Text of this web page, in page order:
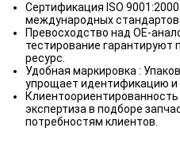
Сертификация ISO
международных стандартов
Превосходство над OE-
тестирование
ресурс.
Удобная маркировка :
упрощает идентификацию и
экспертиза в подборе
потребностям клиентов.